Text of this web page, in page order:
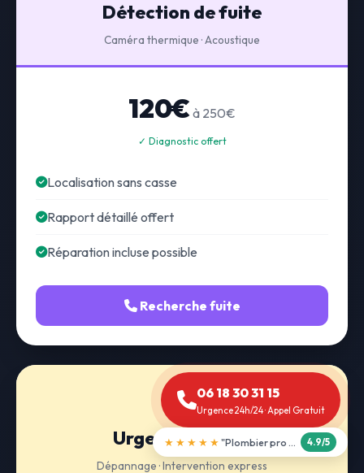
Détection de fuite
Caméra thermique · Acoustique
120€ à 250€
✓ Diagnostic offert
Localisation sans casse
Rapport détaillé offert
Réparation incluse possible
Recherche fuite
Urgence 24h/24
Dépannage · Intervention express
06 18 30 31 15
Urgence 24h/24 · Appel Gratuit
★★★★★ "Débouchage WC en 30 min" 5.0/5